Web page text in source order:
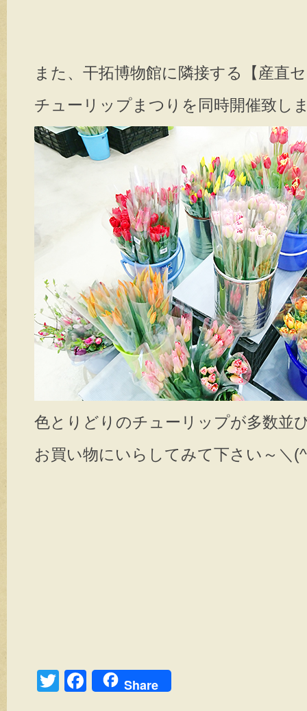
また、干拓博物館に隣接する【産直
チューリップまつりを同時開催致し
色とりどりのチューリップが多数並
お買い物にいらしてみて下さい～＼
T
F
Share